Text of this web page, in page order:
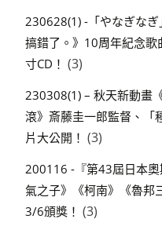
230628(1) -「やなぎな
搞錯了。》10周年紀念歌
寸CD！ (3)
230308(1) – 秋天新動畫
滾》斎藤圭一郎監督、「
片大公開！ (3)
200116 -『第43屆日本
氣之子》《柯南》《魯邦
3/6頒獎！ (3)